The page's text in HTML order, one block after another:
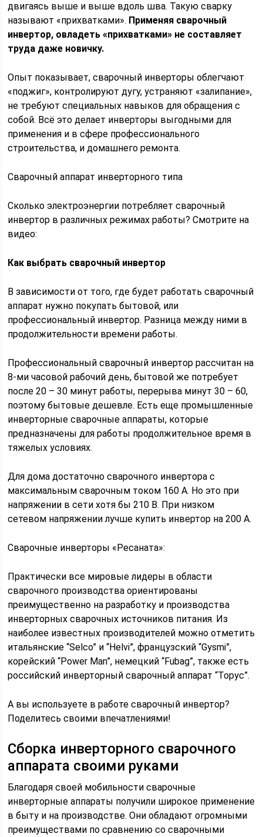
двигаясь выше и выше вдоль шва. Такую сварку
называют «прихватками». Применяя сварочный
инвертор, овладеть «прихватками» не составляет
труда даже новичку.
Опыт показывает, сварочный инверторы облегчают
«поджиг», контролируют дугу, устраняют «залипание»,
не требуют специальных навыков для обращения с
собой. Всё это делает инверторы выгодными для
применения и в сфере профессионального
строительства, и домашнего ремонта.
Сварочный аппарат инверторного типа
Сколько электроэнергии потребляет сварочный
инвертор в различных режимах работы? Смотрите на
видео:
Как выбрать сварочный инвертор
В зависимости от того, где будет работать сварочный
аппарат нужно покупать бытовой, или
профессиональный инвертор. Разница между ними в
продолжительности времени работы.
Профессиональный сварочный инвертор рассчитан на
8-ми часовой рабочий день, бытовой же потребует
после 20 – 30 минут работы, перерыва минут 30 – 60,
поэтому бытовые дешевле. Есть еще промышленные
инверторные сварочные аппараты, которые
предназначены для работы продолжительное время в
тяжелых условиях.
Для дома достаточно сварочного инвертора с
максимальным сварочным током 160 А. Но это при
напряжении в сети хотя бы 210 В. При низком
сетевом напряжении лучше купить инвертор на 200 А.
Сварочные инверторы «Ресаната»:
Практически все мировые лидеры в области
сварочного производства ориентированы
преимущественно на разработку и производства
инверторных сварочных источников питания. Из
наиболее известных производителей можно отметить
итальянские “Selco” и “Helvi”, французский “Gysmi”,
корейский “Power Man”, немецкий “Fubag”, также есть
российский инверторный сварочный аппарат “Торус”.
А вы используете в работе сварочный инвертор?
Поделитесь своими впечатлениями!
Сборка инверторного сварочного
аппарата своими руками
Благодаря своей мобильности сварочные
инверторные аппараты получили широкое применение
в быту и на производстве. Они обладают огромными
преимуществами по сравнению со сварочными